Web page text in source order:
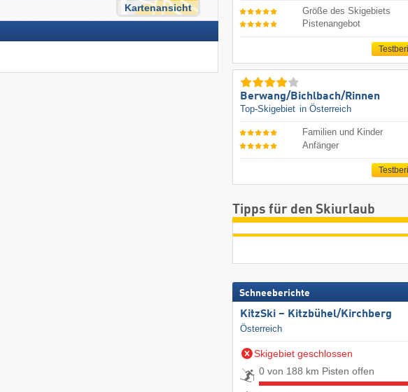
Kartenansicht
Größe des Skigebiets
Pistenangebot
Berwang/​Bichlbach/​Rinnen
Top-Skigebiet in Österreich
Familien und Kinder
Anfänger
Tipps für den Skiurlaub
Schneeberichte
KitzSki – Kitzbühel/​Kirchberg
Österreich
Skigebiet geschlossen
0 von 188 km Pisten offen